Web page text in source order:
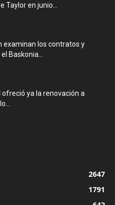
Taylor en junio...
examinan los contratos y
Baskonia...
ofreció ya la renovación a
2647
1791